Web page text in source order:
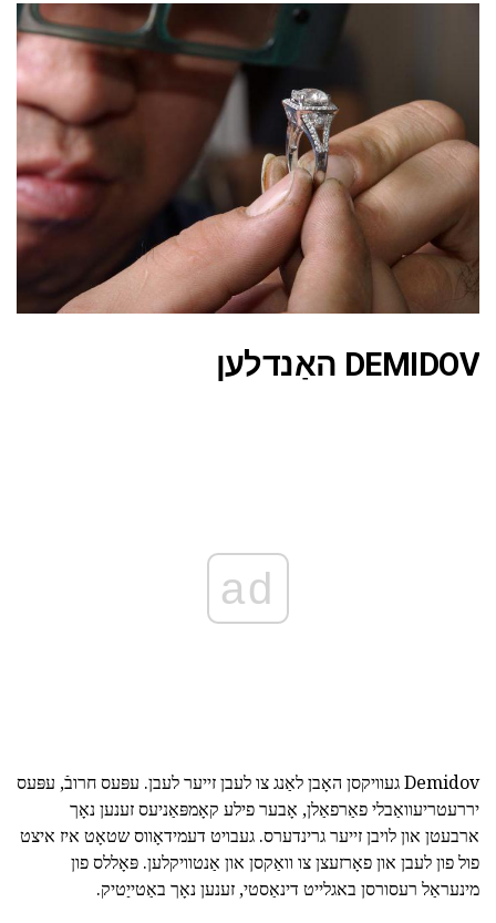
DEMIDOV האַנדלען
ad
Demidov געוויקסן האָבן לאַנג צו לעבן זייער לעבן. עפּעס חרובֿ, עפּעס
יררעטריעוואַבלי פאַרפאַלן, אָבער פילע קאָמפּאַניעס זענען נאָך
ארבעטן און לויבן זייער גרינדערס. געבויט דעמידאָווס שטאָט איז איצט
פול פון לעבן און פאָרזעצן צו וואַקסן און אַנטוויקלען. פּאָללס פון
מינעראַל רעסורסן באגלייט דינאַסטי, זענען נאָך באַטייַטיק.